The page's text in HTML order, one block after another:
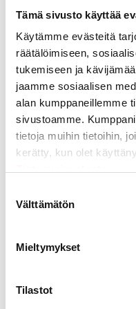
Tämä sivusto käyttää
Käytämme evästeitä
räätälöimiseen,
tukemiseen ja
jaamme sosiaalisen
alan kumppaneillemme
sivustoamme.
tietoja muihin tietoihin,
kerätty, kun olet
valinta
Välttämätön
Mieltymykset
Tilastot
Mari Okkonen
MO Keramiikka ,
Talliosake
on tarpeeksi pitkä,